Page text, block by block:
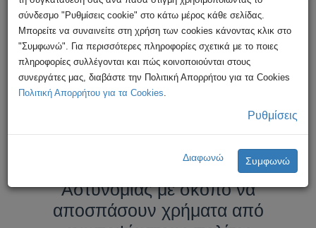
Υποβολή Καταγγελίας
HOME
Ανακοινώσεις
Προσοχή! Επιτήδειοί παριστάνουν ψευδώς
μέλη της Αστυνομίας ...
Προσοχή! Επιτήδειοί
παριστάνουν ψευδώς μέλη της
Αστυνομίας με σκοπό να
αποσπάσουν χρήματα από
σύνδεσμο "Ρυθμίσεις cookie" στο κάτω μέρος κάθε σελίδας.
Μπορείτε να συναινείτε στη χρήση των cookies κάνοντας κλικ στο
"Συμφωνώ". Για περισσότερες πληροφορίες σχετικά με το ποιες
πληροφορίες συλλέγονται και πώς κοινοποιούνται στους
συνεργάτες μας, διαβάστε την Πολιτική Απορρήτου για τα Cookies
Πολιτική Απορρήτου για τα Cookies.
Ρυθμίσεις
Διαφωνώ Συμφωνώ